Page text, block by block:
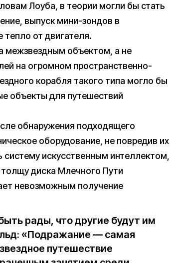
Лоуба, в теории могли бы стать
выпуск мини-зондов в
тепло от двигателя.
межзвездным объектом, а не
на огромном пространственно-
корабля такого типа могло бы
объекты для путешествий
обнаружения подходящего
оборудование, не повредив их
искусственным интеллектом,
диска Млечного Пути
невозможным получение
рады, что другие будут им
«Подражание — самая
путешествие